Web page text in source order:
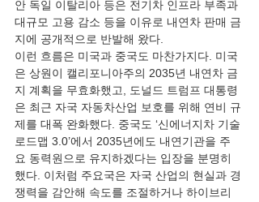
안 독일 이탈리아 등은 전기차 인프라 부족과
대규모 고용 감소 등을 이유로 내연차 판매 금
지에 공개적으로 반발해 왔다.
이런 흐름은 미국과 중국도 마찬가지다. 미국
은 상원이 캘리포니아주의 2035년 내연차 금
지 계획을 무효화했고, 도널드 트럼프 대통령
은 최근 자국 자동차산업 보호를 위해 연비 규
제를 대폭 완화했다. 중국도 ‘신에너지차 기술
로드맵 3.0’에서 2035년에도 내연기관을 주
요 동력원으로 유지하겠다는 입장을 분명히
했다. 이처럼 주요국은 자국 산업의 현실과 경
쟁력을 감안해 속도를 조절하거나 하이브리